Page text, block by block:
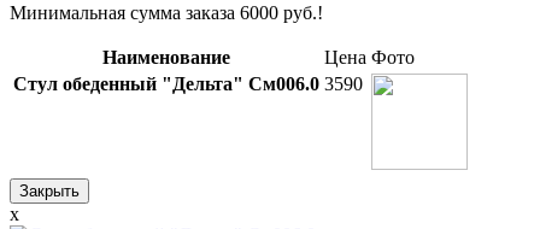
Минимальная сумма заказа 6000 руб.!
Наименование Цена Фото
Стул обеденный "Дельта" См006.0 3590
Закрыть
x